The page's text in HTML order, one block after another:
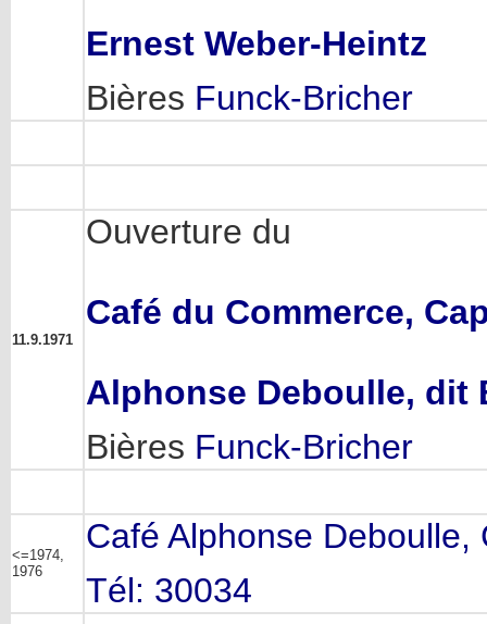
Ernest Weber-Heintz
Bières Funck-Bricher
11.9.1971
Ouverture du
Café du Commerce,
Alphonse Deboulle, dit
Bières Funck-Bricher
<=1974,
1976
Café Alphonse Deboulle,
Tél: 30034